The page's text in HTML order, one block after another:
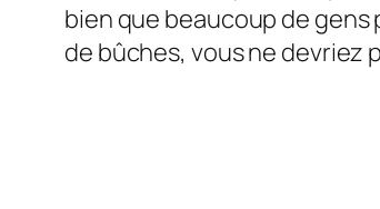
bien que beaucoup de
de bûches, vous ne devriez